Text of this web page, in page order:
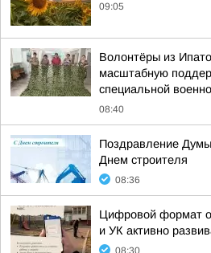
09:05
Волонтёры из
масштабную
специальной
08:40
Поздравление Думы
Днем строителя
08:36
Цифровой формат
и УК активно
08:30